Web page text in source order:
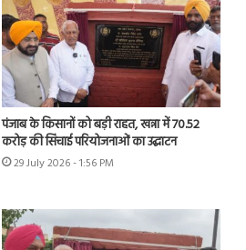
पंजाब के किसानों को बड़ी राहत, खन्ना में 70.52
करोड़ की सिंचाई परियोजनाओं का उद्घाटन
29 July 2026 - 1:56 PM